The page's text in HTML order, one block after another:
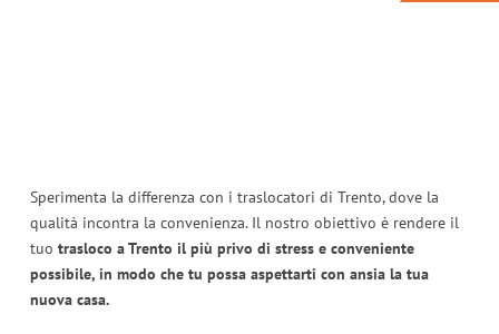
Sperimenta la differenza con i traslocatori di Trento, dove la
qualità incontra la convenienza. Il nostro obiettivo è rendere il
tuo trasloco a Trento il più privo di stress e conveniente
possibile, in modo che tu possa aspettarti con ansia la tua
nuova casa.